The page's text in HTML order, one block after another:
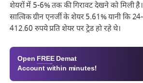
शेयरों में 5-6% तक की गिरावट देखने को
सात्विक ग्रीन एनर्जी के शेयर 5.61% यानी कि
412.60 रुपये प्रति शेयर पर ट्रेड हो रहे थे।
Open FREE Demat
Account within minutes!